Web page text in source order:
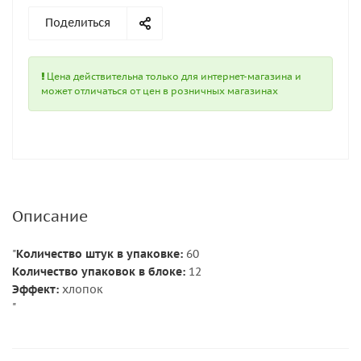
Поделиться
Цена действительна только для интернет-магазина и
может отличаться от цен в розничных магазинах
Описание
"Количество штук в упаковке: 60
Количество упаковок в блоке: 12
Эффект: хлопок
"